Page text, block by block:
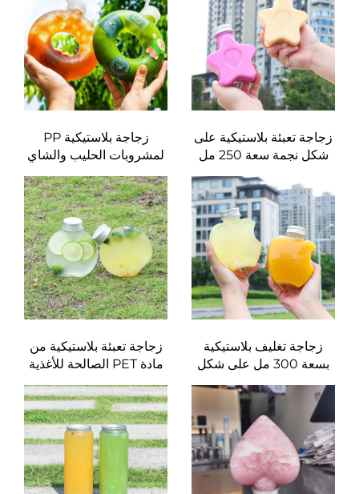
زجاجة تعبئة بلاستيكية على
شكل نجمة سعة 250 مل
مصنوعة من مادة PET
الصالحة للاستخدام الغذائي،
يمكن استخدامها لتعبئة
العصائر والمشروبات
بتصميم إبداعي يحبه
الأطفال
زجاجة بلاستيكية PP
لمشروبات الحليب والشاي
سعة 16 أونصة / 500 مل
مع شعار مخصص مقاومة
لدرجات الحرارة العالية،
زجاجة على شكل دونات
زجاجة تغليف بلاستيكية
بسعة 300 مل على شكل
تفاحة، مصنوعة من مادة
PET آمنة للطعام، يمكنها
احتواء العصير والمشروبات،
تصميم إبداعي يناسب
الأطفال
زجاجة تعبئة بلاستيكية من
مادة PET الصالحة للأغذية
بسعة 300 مل على شكل
مسطح دائري يمكنها احتواء
العصير وشاي الحليب